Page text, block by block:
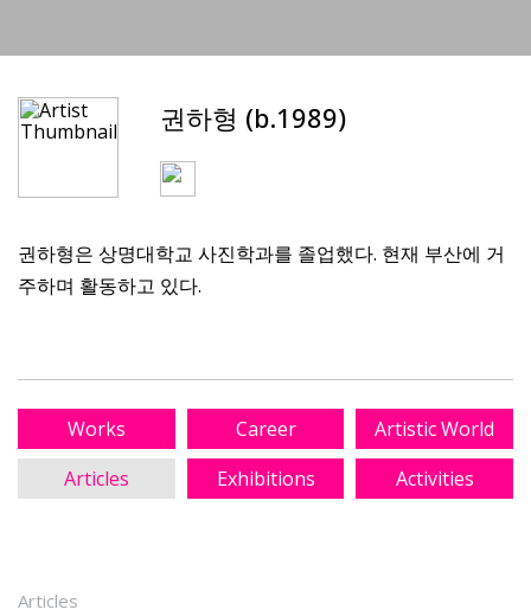
권하형 (b.1989)
권하형은 상명대학교 사진학과를 졸업했다. 현재 부산에 거
주하며 활동하고 있다.
Works Career
Artistic World
Articles
Exhibitions Activities
Articles